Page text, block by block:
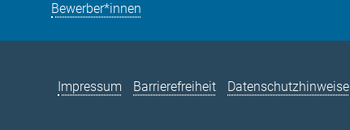
Bewerber*innen
Impressum Barrierefreiheit Datenschutzhinweise